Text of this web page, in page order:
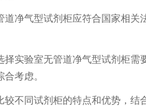
气型试剂柜应符合国家相关
验室无管道净气型试剂柜需
考虑。
同试剂柜的特点和优势，结合